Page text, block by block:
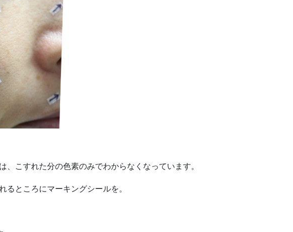
、こすれた分の色素のみでわからなくなっています。
るところにマーキングシールを。